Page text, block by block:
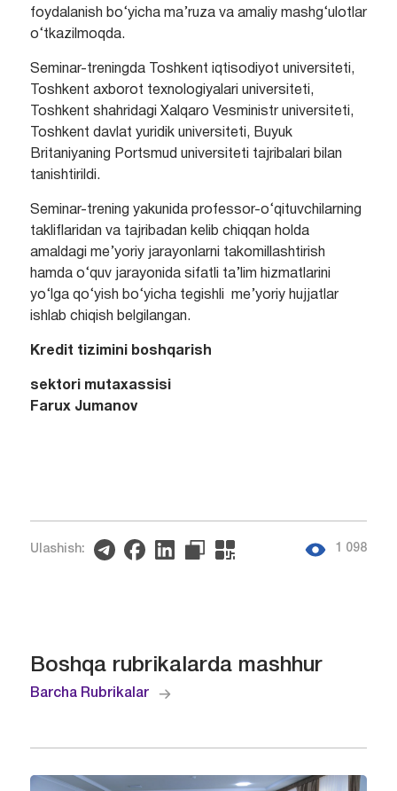
foydalanish bo‘yicha ma’ruza va amaliy mashg‘ulotlar
o‘tkazilmoqda.
Seminar-treningda Toshkent iqtisodiyot universiteti,
Toshkent axborot texnologiyalari universiteti,
Toshkent shahridagi Xalqaro Vesministr universiteti,
Toshkent davlat yuridik universiteti, Buyuk
Britaniyaning Portsmud universiteti tajribalari bilan
tanishtirildi.
Seminar-trening yakunida professor-o‘qituvchilarning
takliflaridan va tajribadan kelib chiqqan holda
amaldagi me’yoriy jarayonlarni takomillashtirish
hamda o‘quv jarayonida sifatli ta’lim hizmatlarini
yo‘lga qo‘yish bo‘yicha tegishli me’yoriy hujjatlar
ishlab chiqish belgilangan.
Kredit tizimini boshqarish
sektori mutaxassisi
Farux Jumanov
Ulashish: 1 098
Boshqa rubrikalarda mashhur
Barcha Rubrikalar